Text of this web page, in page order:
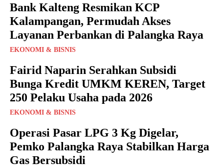
Bank Kalteng Resmikan KCP
Kalampangan, Permudah Akses
Layanan Perbankan di Palangka Raya
EKONOMI & BISNIS
Fairid Naparin Serahkan Subsidi
Bunga Kredit UMKM KEREN, Target
250 Pelaku Usaha pada 2026
EKONOMI & BISNIS
Operasi Pasar LPG 3 Kg Digelar,
Pemko Palangka Raya Stabilkan Harga
Gas Bersubsidi